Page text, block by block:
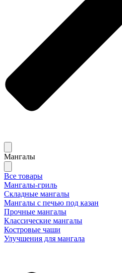
Мангалы
Все товары
Мангалы-гриль
Складные мангалы
Мангалы с печью под казан
Прочные мангалы
Классические мангалы
Костровые чаши
Улучшения для мангала